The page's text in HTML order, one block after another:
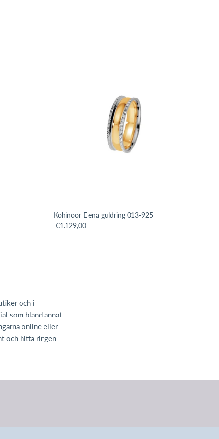
Kohinoor Elena guldring 013-925
Translation missing:
€1.129,00
och i
som bland annat
online eller
och hitta ringen